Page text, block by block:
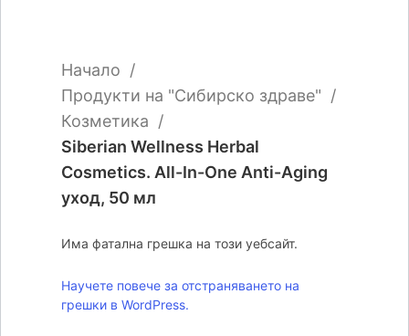
Начало
Продукти на "Сибирско здраве"
Козметика
Siberian Wellness Herbal
Cosmetics. All-In-One Anti-Aging
уход, 50 мл
Има фатална грешка на този уебсайт.
Научете повече за отстраняването на
грешки в WordPress.